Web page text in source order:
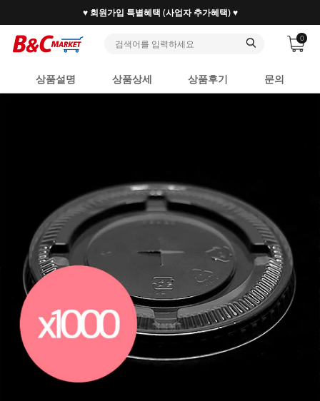
♥ 회원가입 특별혜택 (사업자 추가혜택) ♥
0
상품설명 상품상세 상품후기 문의